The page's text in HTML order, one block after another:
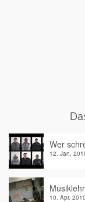
Wer
12. Jan.
10. Apr. 2010